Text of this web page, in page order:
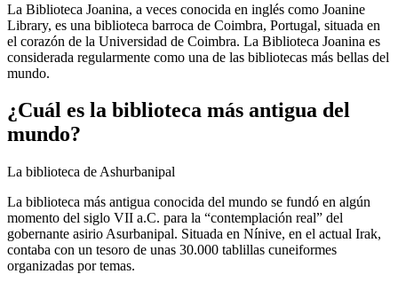
La Biblioteca Joanina, a veces conocida en inglés como Joanine
Library, es una biblioteca barroca de Coimbra, Portugal, situada en
el corazón de la Universidad de Coimbra. La Biblioteca Joanina es
considerada regularmente como una de las bibliotecas más bellas del
mundo.
¿Cuál es la biblioteca más antigua del
mundo?
La biblioteca de Ashurbanipal
La biblioteca más antigua conocida del mundo se fundó en algún
momento del siglo VII a.C. para la “contemplación real” del
gobernante asirio Asurbanipal. Situada en Nínive, en el actual Irak,
contaba con un tesoro de unas 30.000 tablillas cuneiformes
organizadas por temas.